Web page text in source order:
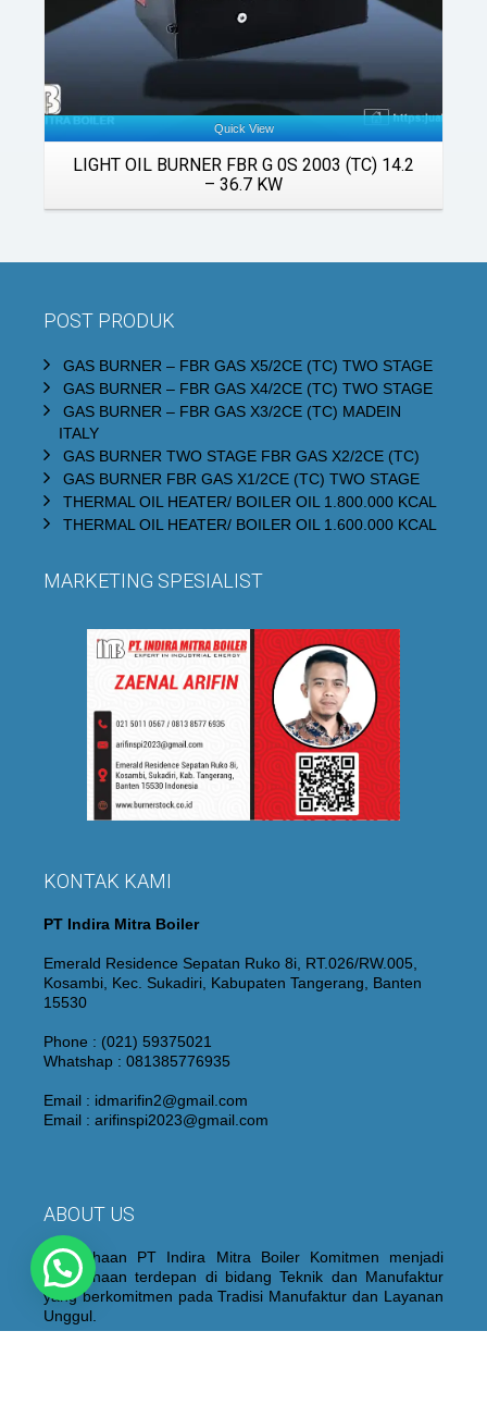
Quick View
LIGHT OIL BURNER FBR G 0S 2003 (TC) 14.2
– 36.7 KW
POST PRODUK
GAS BURNER – FBR GAS X5/2CE (TC) TWO STAGE
GAS BURNER – FBR GAS X4/2CE (TC) TWO STAGE
GAS BURNER – FBR GAS X3/2CE (TC) MADEIN
ITALY
GAS BURNER TWO STAGE FBR GAS X2/2CE (TC)
GAS BURNER FBR GAS X1/2CE (TC) TWO STAGE
THERMAL OIL HEATER/ BOILER OIL 1.800.000 KCAL
THERMAL OIL HEATER/ BOILER OIL 1.600.000 KCAL
MARKETING SPESIALIST
KONTAK KAMI
PT Indira Mitra Boiler
Emerald Residence Sepatan Ruko 8i, RT.026/RW.005,
Kosambi, Kec. Sukadiri, Kabupaten Tangerang, Banten
15530
Phone : (021) 59375021
Whatshap : 081385776935
Email : idmarifin2@gmail.com
Email : arifinspi2023@gmail.com
ABOUT US
Perusahaan PT Indira Mitra Boiler Komitmen menjadi
Perusahaan terdepan di bidang Teknik dan Manufaktur
yang berkomitmen pada Tradisi Manufaktur dan Layanan
Unggul.